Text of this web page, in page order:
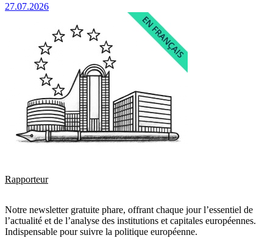
27.07.2026
Rapporteur
Notre newsletter gratuite phare, offrant chaque jour l’essentiel de
l’actualité et de l’analyse des institutions et capitales européennes.
Indispensable pour suivre la politique européenne.